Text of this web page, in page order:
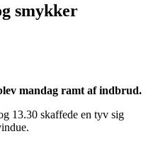
smykker
mandag ramt af indbrud.
13.30 skaffede en tyv sig